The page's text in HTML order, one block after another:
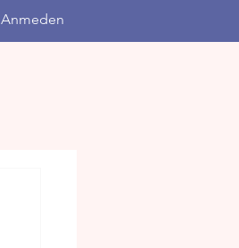
Anmeden